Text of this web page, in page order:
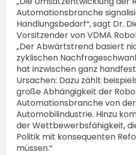
Automationsbranche
Handlungsbedarf“, sagt Dr.
Vorsitzender von VDMA
„Der Abwärtstrend basiert
zyklischen
hat inzwischen ganz
Ursachen: Dazu zählt
große Abhängigkeit der
Automationsbranche von
Automobilindustrie. Hinzu
der Wettbewerbsfähigkeit,
Politik mit konsequenten
müssen.“